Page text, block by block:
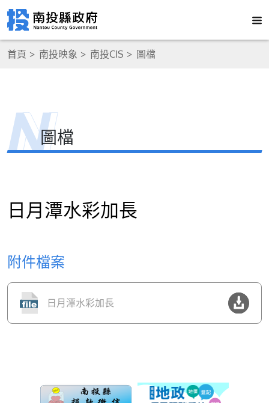
首頁 南投映象 南投CIS 圖檔
圖檔
日月潭水彩加長
附件檔案
日月潭水彩加長